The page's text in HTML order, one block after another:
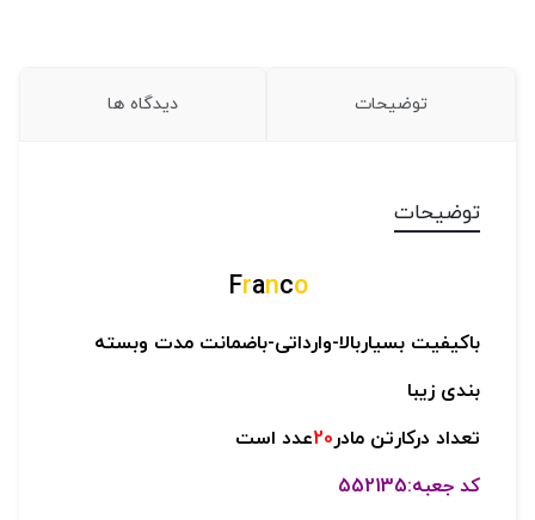
توضیحات دیدگاه ها
توضیحات
Franco
باکیفیت بسیاربالا-وارداتی-باضمانت مدت وبسته
بندی زیبا
تعداد درکارتن مادر20عدد است
کد جعبه:552135